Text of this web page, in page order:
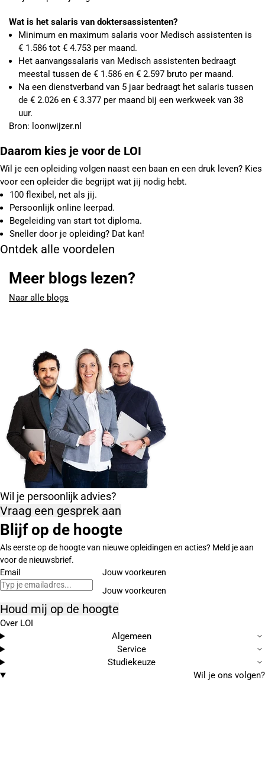
Wat is het salaris van doktersassistenten?
Minimum en maximum salaris voor Medisch assistenten is
€ 1.586 tot € 4.753 per maand.
Het aanvangssalaris van Medisch assistenten bedraagt
meestal tussen de € 1.586 en € 2.597 bruto per maand.
Na een dienstverband van 5 jaar bedraagt het salaris tussen
de € 2.026 en € 3.377 per maand bij een werkweek van 38
uur.
Bron: loonwijzer.nl
Daarom kies je voor de LOI
Wil je een opleiding volgen naast een baan en een druk leven? Kies
voor een opleider die begrijpt wat jij nodig hebt.
100 flexibel, net als jij.
Persoonlijk online leerpad.
Begeleiding van start tot diploma.
Sneller door je opleiding? Dat kan!
Ontdek alle voordelen
Meer blogs lezen?
Naar alle blogs
Wil je persoonlijk advies?
Vraag een gesprek aan
Blijf op de hoogte
Als eerste op de hoogte van nieuwe opleidingen en acties? Meld je aan
voor de nieuwsbrief.
Email
Jouw voorkeuren
Houd mij op de hoogte
Over LOI
Algemeen
Service
Studiekeuze
Wil je ons volgen?